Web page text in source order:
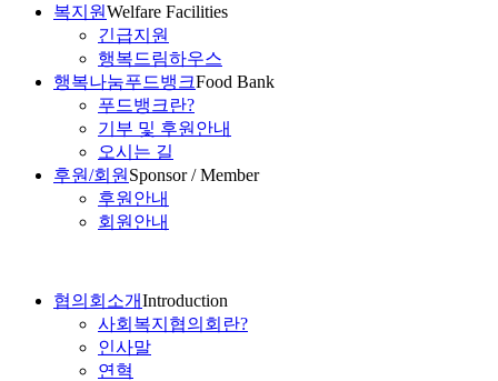
복지원Welfare Facilities
긴급지원
행복드림하우스
행복나눔푸드뱅크Food Bank
푸드뱅크란?
기부 및 후원안내
오시는 길
후원/회원 Sponsor / Member
후원안내
회원안내
협의회소개Introduction
사회복지협의회란?
인사말
연혁